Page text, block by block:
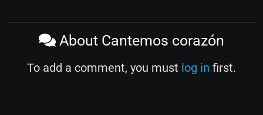
About Cantemos corazón
To add a comment, you must log in first.